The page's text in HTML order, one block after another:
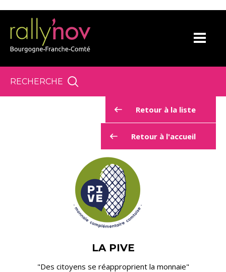
RECHERCHE
Retour à la liste
Retour à l'accueil
LA PIVE
"Des citoyens se réapproprient la monnaie"